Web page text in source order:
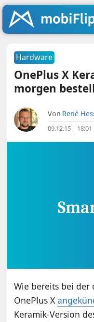
Hardware
OnePlus X
morgen
Von René
09.12.15 | 18:01
Wie bereits bei
OnePlus X
Keramik-Version